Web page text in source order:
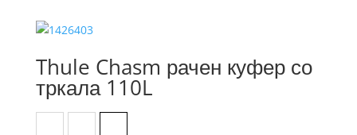
Thule Chasm рачен куфер со
тркала 110L